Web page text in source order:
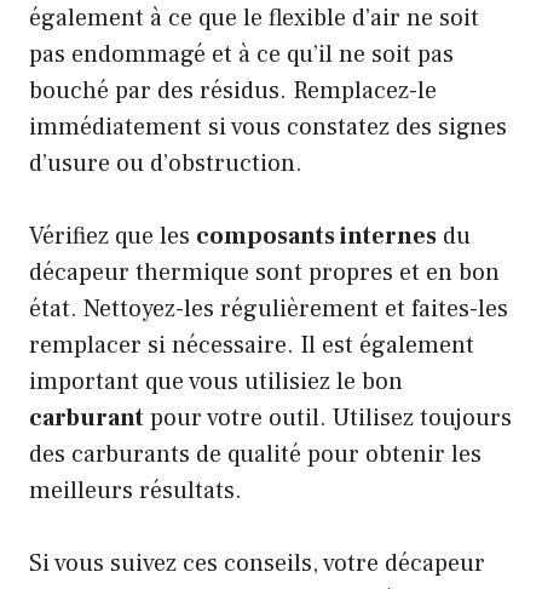
également à ce que le flexible d’air ne soit
pas endommagé et à ce qu’il ne soit pas
bouché par des résidus. Remplacez-le
immédiatement si vous constatez des signes
d’usure ou d’obstruction.
Vérifiez que les composants internes du
décapeur thermique sont propres et en bon
état. Nettoyez-les régulièrement et faites-les
remplacer si nécessaire. Il est également
important que vous utilisiez le bon
carburantpour votre outil. Utilisez toujours
des carburants de qualité pour obtenir les
meilleurs résultats.
Si vous suivez ces conseils, votre décapeur